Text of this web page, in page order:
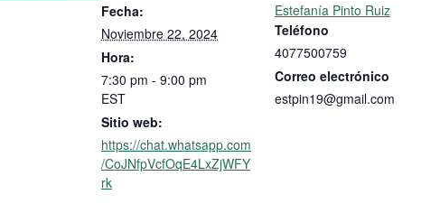
Fecha:
Noviembre 22, 2024
Hora:
7:30 pm - 9:00 pm
EST
Sitio web:
https://chat.whatsapp.com
/CoJNfpVcfOqE4LxZjWFY
rk
Estefanía Pinto Ruiz
Teléfono
4077500759
Correo electrónico
estpin19@gmail.com